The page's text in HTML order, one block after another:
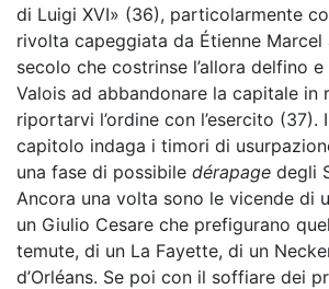
di Luigi XVI» (36), particolarmente
rivolta capeggiata da Étienne Marcel
secolo che costrinse l’allora delfino
Valois ad abbandonare la capitale in
riportarvi l’ordine con l’esercito (37).
capitolo indaga i timori di
una fase di possibile dérapage degli
Ancora una volta sono le vicende di
un Giulio Cesare che prefigurano
temute, di un La Fayette, di un
d’Orléans. Se poi con il soffiare dei